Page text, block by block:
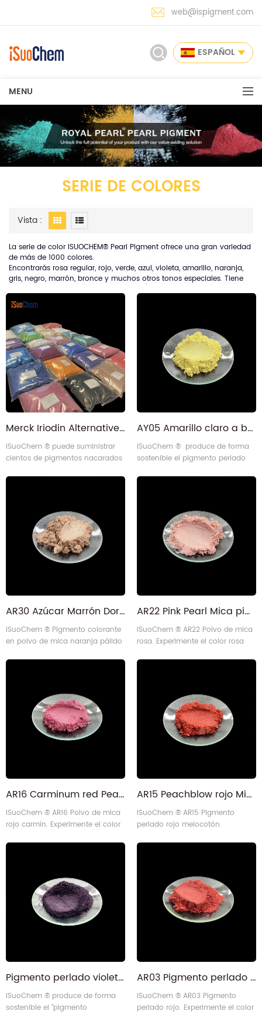
web@ispigment.com
ESPAÑOL
MENU
SERIE DE COLORES
Vista :
La serie de color ISUOCHEM® Pearl Pigment ofrece una gran variedad
de más de 1000 colores.
Encontrarás rosa regular, rojo, verde, azul, violeta, amarillo, naranja,
gris, negro, marrón, bronce y muchos otros tonos especiales. Tiene
plásticos), automotriz y más. A algunas personas les gusta llamarlos
en polvo de mica de color o polvo de perla en color.
Merck Iriodin Alternative Pearl lustre Color pigmento nacarado para tinta, pintura, plásticos
iSuoChem ® puede suministrar
cientos de pigmentos nacarados
que pueden ser equivalentes al
AY05 Amarillo claro a base de mica Pearl lustre Pigmento nacarado para pinturas
iSuoChem ® produce de forma
sostenible el pigmento perlado
de fabricación propia, que ofrece
AR30 Azúcar Marrón Dorado Playa Naranja Pálido Pigmento Colorante en Polvo
iSuoChem ® Pigmento colorante
en polvo de mica naranja pálido
nacarado del color naranja y un
micras. Este tono naranja pálido
es similar a Sugar Golden, Golden
Beach o Dusty Rose Blush Mica
Powder. Algunos pigmentos
AR22 Pink Pearl Mica pigmento en polvo para labios
iSuoChem ® AR22 Polvo de mica
rosa. Experimente el color rosa
con un tamaño de partícula de
equipo de diseño propio, es
perfecto para muchas
aplicaciones.
AR16 Carminum red Pearlescent lustre Mica en polvo para cueros
iSuoChem ® AR16 Polvo de mica
rojo carmín. Experimente el color
uniforme con un tamaño de
con nuestro equipo de diseño
propio, es perfecto para muchas
aplicaciones.
AR15 Peachblow rojo Mica Pearl Pigmento para inyecciones
iSuoChem ® AR15 Pigmento
perlado rojo melocotón.
y el rendimiento uniforme con un
sostenible con nuestro equipo de
diseño propio, es perfecto para
muchas aplicaciones.
Pigmento perlado violeta AV01 de alta calidad para cosméticos
iSuoChem ® produce de forma
sostenible el "pigmento
AR03 Pigmento perlado rojo metálico de mica de color premium para revestimiento
iSuoChem ® AR03 Pigmento
perlado rojo. Experimente el color